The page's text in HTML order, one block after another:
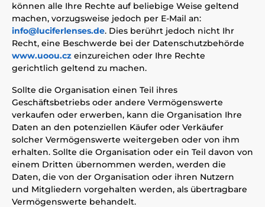
können alle Ihre Rechte auf beliebige Weise geltend
machen, vorzugsweise jedoch per E-Mail an:
info@luciferlenses.de. Dies berührt jedoch nicht Ihr
Recht, eine Beschwerde bei der Datenschutzbehörde
www.uoou.cz einzureichen oder Ihre Rechte
gerichtlich geltend zu machen.
Sollte die Organisation einen Teil ihres
Geschäftsbetriebs oder andere Vermögenswerte
verkaufen oder erwerben, kann die Organisation Ihre
Daten an den potenziellen Käufer oder Verkäufer
solcher Vermögenswerte weitergeben oder von ihm
erhalten. Sollte die Organisation oder ein Teil davon von
einem Dritten übernommen werden, werden die
Daten, die von der Organisation oder ihren Nutzern
und Mitgliedern vorgehalten werden, als übertragbare
Vermögenswerte behandelt.